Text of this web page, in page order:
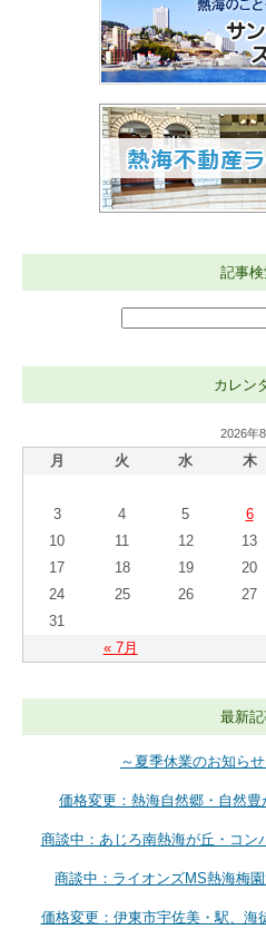
記事
カレン
2026年
月 火 水 木
« 7月
3
4 5 6
10
11 12 13
17
18 19 20
24
25 26 27
31
最新
～夏季休業のお知ら
価格変更：熱海自然郷・自然豊
商談中：あじろ南熱海が丘・コン
商談中：ライオンズMS熱海梅園
価格変更：伊東市宇佐美・駅、海